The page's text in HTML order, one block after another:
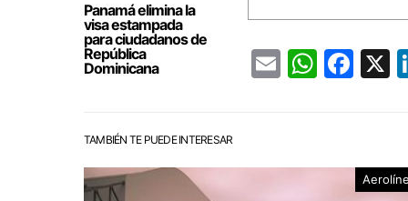
Panamá elimina la
visa estampada
para ciudadanos de
República
Dominicana
Email X
TAMBIÉN TE PUEDE INTERESAR